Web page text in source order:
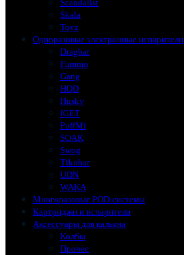
Scandalist
Skala
Toyz
Одноразовые электронные испарители
Dragbar
Fummo
Gang
HQD
Husky
IGET
PuffMi
SOAK
Swog
Tikobar
UDN
WAKA
Многоразовые POD-системы
Картриджи и испарители
Аксессуары для кальяна
Колбы
Прочее